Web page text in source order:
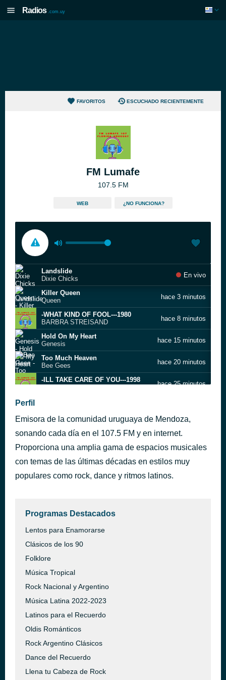
Radios .com.uy
FAVORITOS ESCUCHADO RECIENTEMENTE
FM Lumafe
107.5 FM
WEB ¿NO FUNCIONA?
Landslide
Dixie Chicks
En vivo
Killer Queen
Queen
hace 3 minutos
-WHAT KIND OF FOOL---1980
BARBRA STREISAND
hace 8 minutos
Hold On My Heart
Genesis
hace 15 minutos
Too Much Heaven
Bee Gees
hace 20 minutos
-ILL TAKE CARE OF YOU---1998
hace 25 minutos
-MY HEART WILL GO ON---1997
CELINE DION
True
Spandau Ballet
hace 39 minutos
-YOURE STILL MY MAN---1987
WHITNEY HOUSTON
Perfil
Emisora de la comunidad uruguaya de Mendoza,
sonando cada día en el 107.5 FM y en internet.
Proporciona una amplia gama de espacios musicales
con temas de las últimas décadas en estilos muy
populares como rock, dance y ritmos latinos.
Programas Destacados
Lentos para Enamorarse
Clásicos de los 90
Folklore
Música Tropical
Rock Nacional y Argentino
Música Latina 2022-2023
Latinos para el Recuerdo
Oldis Románticos
Rock Argentino Clásicos
Dance del Recuerdo
Llena tu Cabeza de Rock